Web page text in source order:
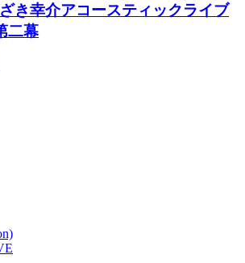
ざき幸介アコースティックライブ
二幕